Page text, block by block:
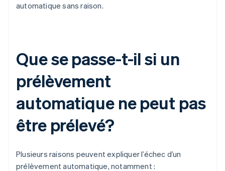
automatique sans raison.
Que se passe-t-il si un
prélèvement
automatique ne peut pas
être prélevé?
Plusieurs raisons peuvent expliquer l’échec d’un
prélèvement automatique, notamment :